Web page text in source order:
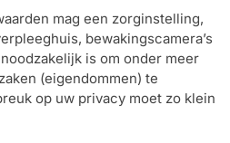
mag een zorginstelling,
bewakingscamera’s
is om onder meer
(eigendommen) te
op uw privacy moet zo klein